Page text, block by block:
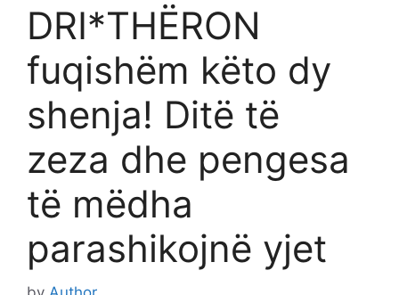
DRI*THËRON
fuqishëm këto dy
shenja! Ditë të
zeza dhe pengesa
të mëdha
parashikojnë yjet